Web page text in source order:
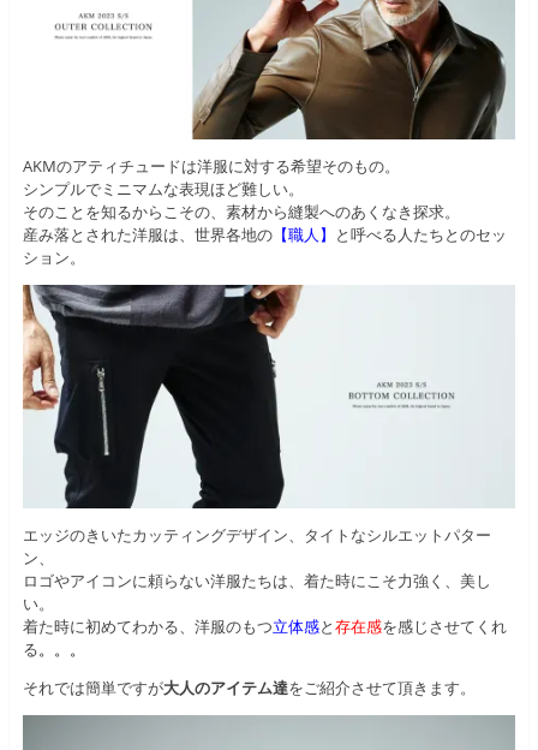
AKMのアティチュードは洋服に対する希望そのもの。
シンプルでミニマムな表現ほど難しい。
そのことを知るからこその、素材から縫製へのあくなき探求。
産み落とされた洋服は、世界各地の【職人】 と呼べる人たちとのセッ
ション。
エッジのきいたカッティングデザイン、タイトなシルエットパター
ン、
ロゴやアイコンに頼らない洋服たちは、着た時にこそ力強く、美し
い。
着た時に初めてわかる、洋服のもつ立体感と存在感を感じさせてくれ
る。。。
それでは簡単ですが大人のアイテム達をご紹介させて頂きます。